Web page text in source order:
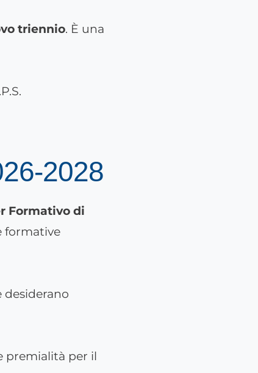
triennio. È una
2028
Formativo di
formative
premialità per il